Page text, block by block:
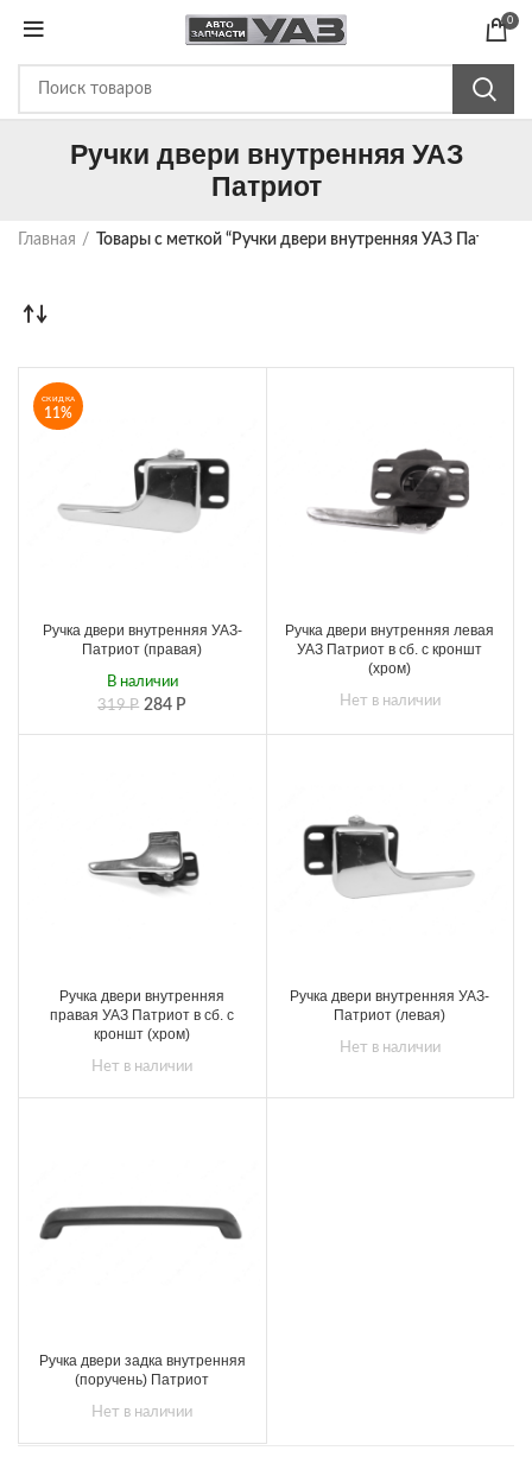
0
Ручки двери внутренняя УАЗ
Патриот
Главная Товары с меткой “Ручки двери внутренняя УАЗ Патриот”
СКИДКА
11%
Ручка двери внутренняя УАЗ-
Патриот (правая)
319Р 284 Р
В наличии
Ручка двери внутренняя левая
УАЗ Патриот в сб. с кроншт
(хром)
Нет в наличии
Ручка двери внутренняя
правая УАЗ Патриот в сб. с
кроншт (хром)
Нет в наличии
Ручка двери внутренняя УАЗ-
Патриот (левая)
Нет в наличии
Ручка двери задка внутренняя
(поручень) Патриот
Нет в наличии